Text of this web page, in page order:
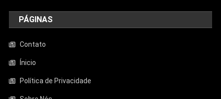
PÁGINAS
Contato
Ínicio
Política de Privacidade